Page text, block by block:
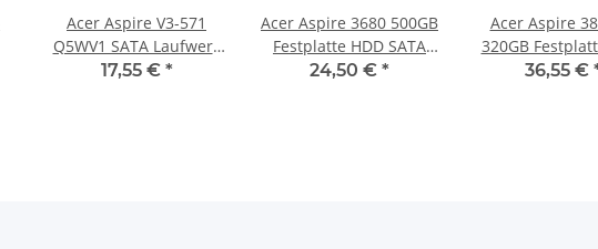
Acer Aspire V3-571
Q5WV1 SATA Laufwerk
12,7mm UJ8C0 #3184
17,55 € *
Acer Aspire 3680 500GB
Festplatte HDD SATA
2,5" 5400RPM 9,5mm
24,50 € *
Acer Aspire
320GB
SATA 2,5" 5400RPM36,55 €